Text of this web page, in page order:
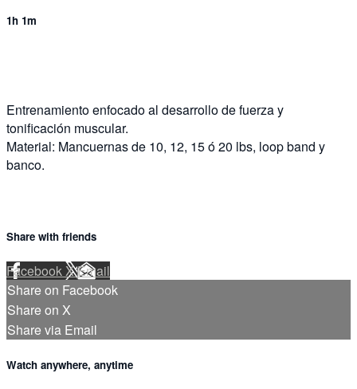
1h 1m
Entrenamiento enfocado al desarrollo de fuerza y
tonificación muscular.
Material: Mancuernas de 10, 12, 15 ó 20 lbs, loop band y
banco.
Share with friends
FacebookXEmail
Share on Facebook
Share on X
Share via Email
Watch anywhere, anytime